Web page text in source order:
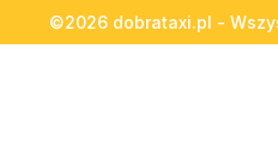
©2026 dobrataxi.pl -